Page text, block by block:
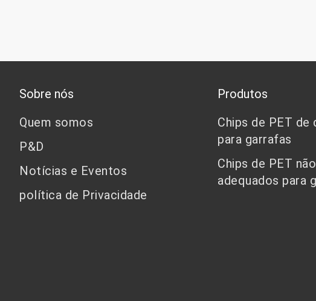
Sobre nós
Quem somos
P&D
Notícias e Eventos
política de Privacidade
Produtos
Chips de PET de
para garrafas
Chips de PET não
adequados para